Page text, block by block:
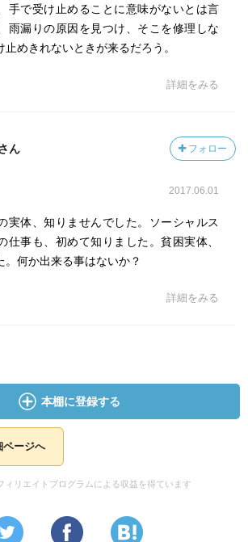
手で受け止めることに意味がないとは言
雨漏りの原因を見つけ、そこを修理しな
めきれないときが来るだろう。
詳細をみる
ん フォロー
2017.06.01
実体、知りませんでした。ソーシャルス
仕事も、初めて知りました。貧困実体、
。何か出来る事はないか？
詳細をみる
本棚に登録する
ージへ
ィリエイトプログラムによる収益を得ています